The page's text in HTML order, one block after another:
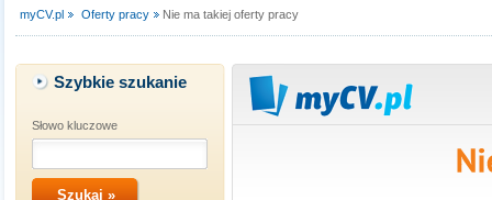
myCV.pl Oferty pracy Nie ma takiej oferty pracy
Szybkie szukanie
Słowo kluczowe